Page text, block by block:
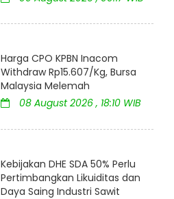
Harga CPO KPBN Inacom
Withdraw Rp15.607/Kg, Bursa
Malaysia Melemah
08 August 2026 , 18:10 WIB
Kebijakan DHE SDA 50% Perlu
Pertimbangkan Likuiditas dan
Daya Saing Industri Sawit